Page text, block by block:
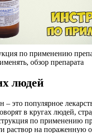
по применению
обзор препарата
людей
– это популярное
в кругах людей,
по применению
раствор на пораженную